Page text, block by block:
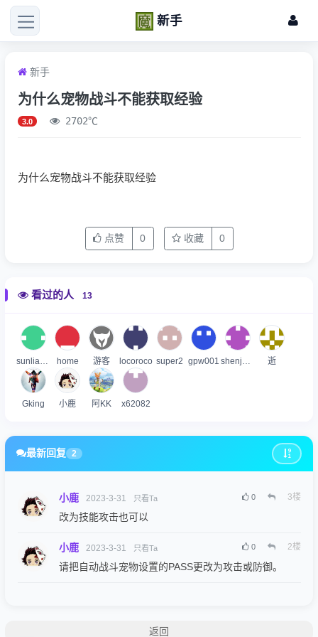
新手
新手
为什么宠物战斗不能获取经验
3.0 2702℃
为什么宠物战斗不能获取经验
点赞 0 收藏 0
看过的人 13
home 游客 locoroco super2 gpw001 逝
Gking 小鹿 阿KK x62082
最新回复 2
小鹿 2023-3-31 只看Ta 0 3楼
改为技能攻击也可以
小鹿 2023-3-31 只看Ta 0 2楼
请把自动战斗宠物设置的PASS更改为攻击或防御。
返回